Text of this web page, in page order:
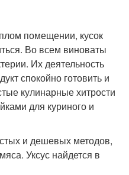
помещении, кусок
Во всем виноваты
Их деятельность
спокойно готовить и
кулинарные хитрости
для куриного и
и дешевых методов,
Уксус найдется в